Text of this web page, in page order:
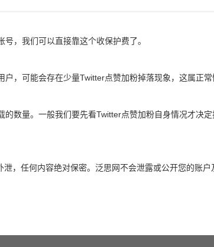
，我们可以直接靠这个收保护费了。
，可能会存在少量Twitter点赞加粉掉落现象，这属正常
数量。一般我们要先看Twitter点赞加粉自身情况才决
，任何内容绝对保密。泛思网不会泄露或公开您的账户